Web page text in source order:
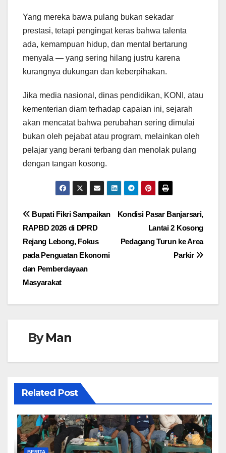
Yang mereka bawa pulang bukan sekadar
prestasi, tetapi pengingat keras bahwa talenta
ada, kemampuan hidup, dan mental bertarung
menyala — yang sering hilang justru karena
kurangnya dukungan dan keberpihakan.
Jika media nasional, dinas pendidikan, KONI, atau
kementerian diam terhadap capaian ini, sejarah
akan mencatat bahwa perubahan sering dimulai
bukan oleh pejabat atau program, melainkan oleh
pelajar yang berani terbang dan menolak pulang
dengan tangan kosong.
Navigasi
pos
Kondisi Pasar Banjarsari,
Lantai 2 Kosong
Pedagang Turun ke Area
Parkir
Bupati Fikri Sampaikan
RAPBD 2026 di DPRD
Rejang Lebong, Fokus
pada Penguatan Ekonomi
dan Pemberdayaan
Masyarakat
ByMan
Related Post
BERITA